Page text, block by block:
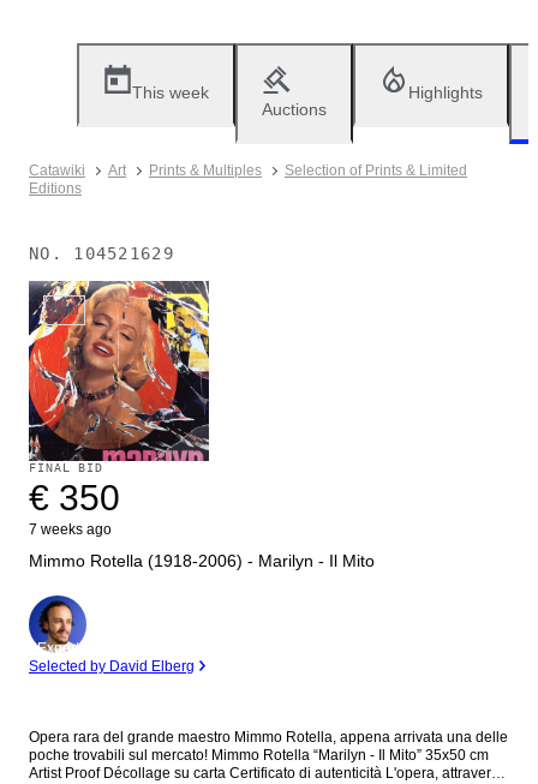
This week
Auctions
Highlights
Catawiki Art Prints & Multiples
Selection of Prints & Limited
Editions
NO. 104521629
Sold
FINAL BID
€ 350
7 weeks ago
Mimmo Rotella (1918-2006) - Marilyn - Il Mito
Expert
Selected by David Elberg
Opera rara del grande maestro Mimmo Rotella, appena arrivata una delle
poche trovabili sul mercato! Mimmo Rotella “Marilyn - Il Mito” 35x50 cm
Artist Proof Décollage su carta Certificato di autenticità L'opera, attraverso